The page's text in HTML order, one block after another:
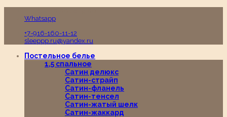
Whatsapp
+7-916-160-11-12
sleeppp.ru@yandex.ru
Постельное белье
1,5 спальное
Сатин делюкс
Сатин-страйп
Сатин-фланель
Сатин-тенсел
Сатин-жатый шелк
Сатин-жаккард